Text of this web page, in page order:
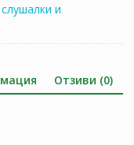
и
Отзиви (0)